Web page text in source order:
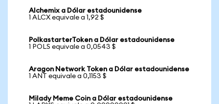
Alchemix a Dólar estadounidense
1 ALCX equivale a 1,92 $
PolkastarterToken a Dólar estadounidense
1 POLS equivale a 0,0543 $
Aragon Network Token a Dólar estadounidense
1 ANT equivale a 0,1153 $
Milady Meme Coin a Dólar estadounidense